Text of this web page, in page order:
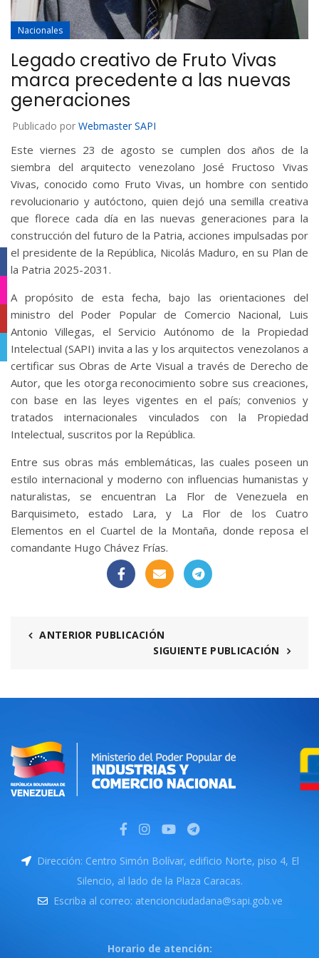
Nacionales
Legado creativo de Fruto Vivas
marca precedente a las nuevas
generaciones
Publicado por Webmaster SAPI
Este viernes 23 de agosto se cumplen dos años de la
siembra del arquitecto venezolano José Fructoso Vivas
Vivas, conocido como Fruto Vivas, un hombre con sentido
revolucionario y autóctono, quien dejó una semilla creativa
que florece cada día en las nuevas generaciones para la
construcción del futuro de la Patria, acciones impulsadas por
el presidente de la República, Nicolás Maduro, en su Plan de
la Patria 2025-2031.
A propósito de esta fecha, bajo las orientaciones del
ministro del Poder Popular de Comercio Nacional, Luis
Antonio Villegas, el Servicio Autónomo de la Propiedad
Intelectual (SAPI) invita a las y los arquitectos venezolanos a
certificar sus Obras de Arte Visual a través de Derecho de
Autor, que les otorga reconocimiento sobre sus creaciones,
con base en las leyes vigentes en el país; convenios y
tratados internacionales vinculados con la Propiedad
Intelectual, suscritos por la República.
Entre sus obras más emblemáticas, las cuales poseen un
estilo internacional y moderno con influencias humanistas y
naturalistas, se encuentran La Flor de Venezuela en
Barquisimeto, estado Lara, y La Flor de los Cuatro
Elementos en el Cuartel de la Montaña, donde reposa el
comandante Hugo Chávez Frías.
ANTERIOR PUBLICACIÓN
SIGUIENTE PUBLICACIÓN
Dirección: Centro Simón Bolívar, edificio Norte, piso 4, El
Silencio, al lado de la Plaza Caracas.
Escriba al correo: atencionciudadana@sapi.gob.ve
Horario de atención:
Facebook
YouTube
Telegram